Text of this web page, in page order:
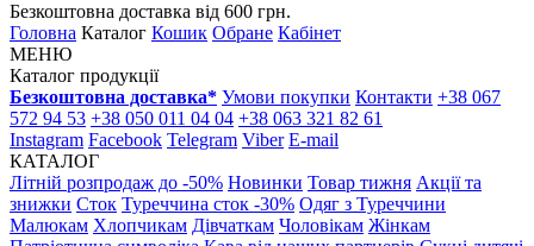
Безкоштовна доставка від 600 грн.
Головна Каталог Кошик Обране Кабінет
МЕНЮ
Каталог продукції
Безкоштовна доставка* Умови покупки Контакти +38 067
572 94 53 +38 050 011 04 04 +38 063 321 82 61
Instagram Facebook Telegram Viber E-mail
КАТАЛОГ
Літній розпродаж до -50% Новинки Товар тижня Акції та
знижки Сток Туреччина сток -30% Одяг з Туреччини
Малюкам Хлопчикам Дівчаткам Чоловікам Жінкам